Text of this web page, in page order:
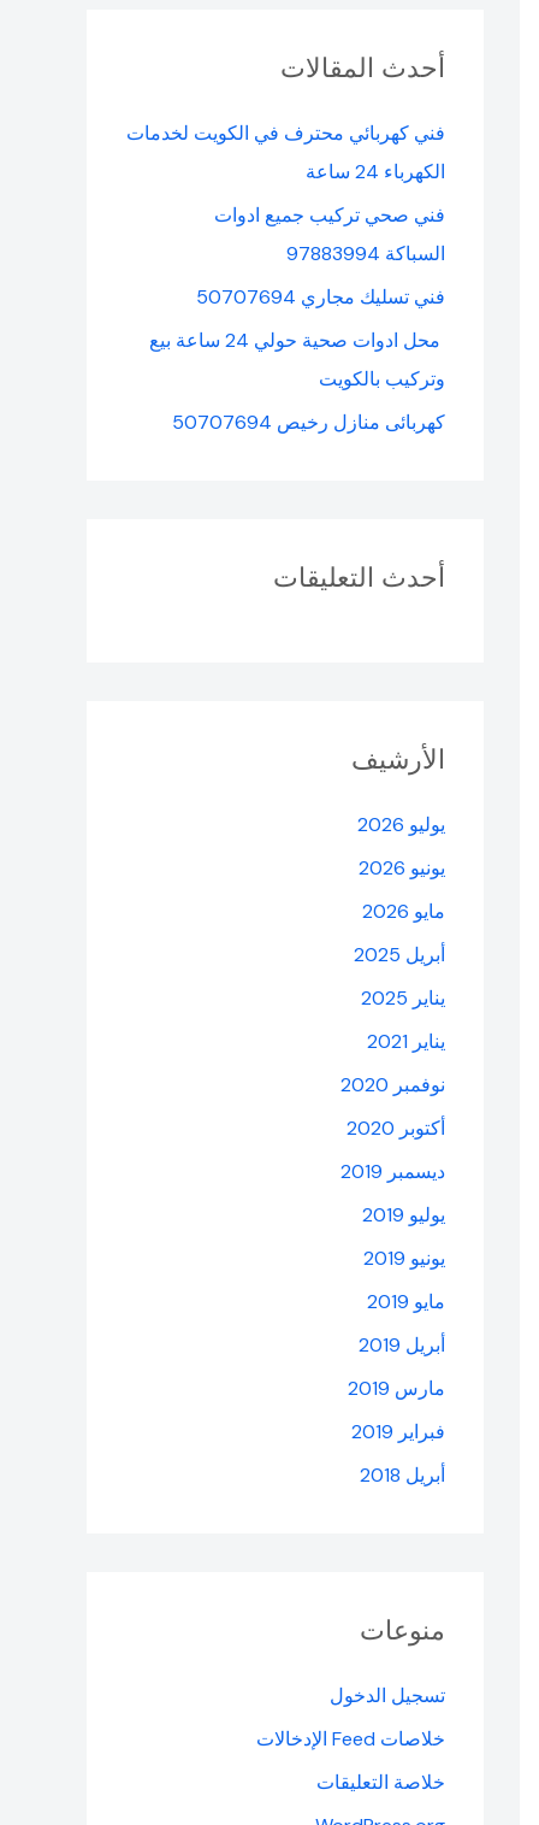
ث
ن
:
أحدث المقالات
فني كهربائي محترف في الكويت لخدمات
الكهرباء 24 ساعة
فني صحي تركيب جميع ادوات
السباكة 97883994
فني تسليك مجاري 50707694
محل ادوات صحية حولي 24 ساعة بيع
وتركيب بالكويت
كهربائى منازل رخيص 50707694
أحدث التعليقات
الأرشيف
يوليو 2026
يونيو 2026
مايو 2026
أبريل 2025
يناير 2025
يناير 2021
نوفمبر 2020
أكتوبر 2020
ديسمبر 2019
يوليو 2019
يونيو 2019
مايو 2019
أبريل 2019
مارس 2019
فبراير 2019
أبريل 2018
منوعات
تسجيل الدخول
خلاصات Feed الإدخالات
خلاصة التعليقات